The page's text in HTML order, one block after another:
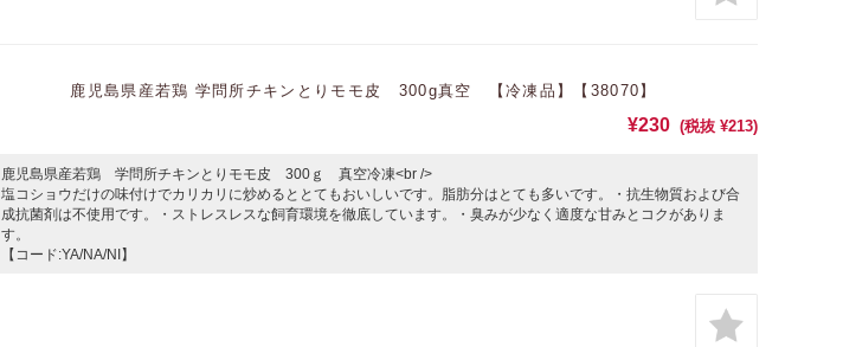
鹿児島県産若鶏 学問所チキンとりモモ皮 300g真空 【冷凍品】【38070】
¥230 (税抜 ¥213)
鹿児島県産若鶏 学問所チキンとりモモ皮 300ｇ 真空冷凍<br />
塩コショウだけの味付けでカリカリに炒めるととてもおいしいです。脂肪分はとても多いです。・抗生物質および合
成抗菌剤は不使用です。・ストレスレスな飼育環境を徹底しています。・臭みが少なく適度な甘みとコクがありま
す。
【コード:YA/NA/NI】